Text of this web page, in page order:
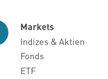
Markets
Indizes & Aktien
Fonds
ETF